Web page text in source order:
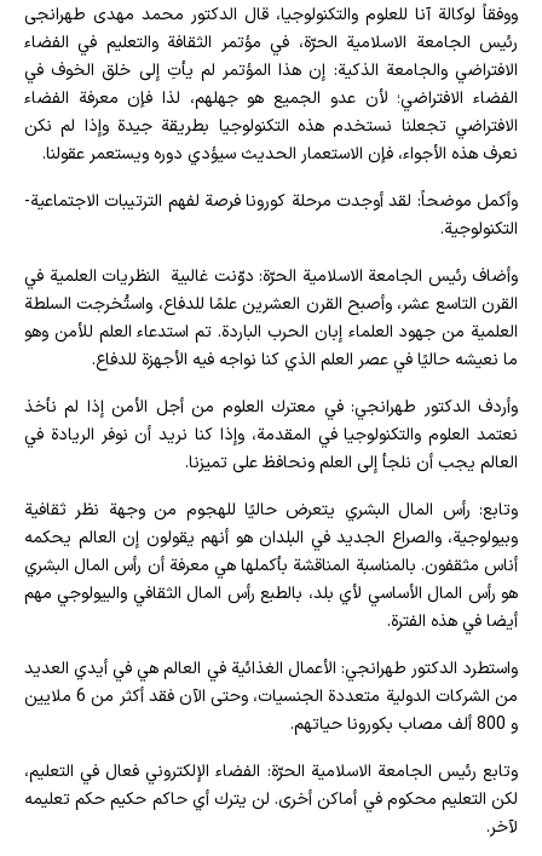
ووفقاً لوكالة آنا للعلوم والتكنولوجيا، قال الدكتور محمد مهدی طهرانجی
رئيس الجامعة الاسلامية الحرّة، في مؤتمر الثقافة والتعليم في الفضاء
الافتراضي والجامعة الذكية: إن هذا المؤتمر لم يأتِ إلى خلق الخوف في
الفضاء الافتراضي؛ لأن عدو الجميع هو جهلهم، لذا فإن معرفة الفضاء
الافتراضي تجعلنا نستخدم هذه التكنولوجيا بطريقة جيدة وإذا لم نكن
نعرف هذه الأجواء، فإن الاستعمار الحديث سيؤدي دوره ويستعمر عقولنا.
وأكمل موضحاً: لقد أوجدت مرحلة كورونا فرصة لفهم الترتيبات الاجتماعية-
التكنولوجية.
وأضاف رئيس الجامعة الاسلامية الحرّة: دوّنت غالبية النظريات العلمية في
القرن التاسع عشر، وأصبح القرن العشرين علمًا للدفاع، واستُخرجت السلطة
العلمية من جهود العلماء إبان الحرب الباردة. تم استدعاء العلم للأمن وهو
ما نعيشه حاليًا في عصر العلم الذي كنا نواجه فيه الأجهزة للدفاع.
وأردف الدكتور طهرانجي: في معترك العلوم من أجل الأمن إذا لم نأخذ
نعتمد العلوم والتكنولوجيا في المقدمة، وإذا كنا نريد أن نوفر الريادة في
العالم يجب أن نلجأ إلى العلم ونحافظ على تميزنا.
وتابع: رأس المال البشري يتعرض حاليًا للهجوم من وجهة نظر ثقافية
وبيولوجية، والصراع الجديد في البلدان هو أنهم يقولون إن العالم يحكمه
أناس مثقفون. بالمناسبة المناقشة بأكملها هي معرفة أن رأس المال البشري
هو رأس المال الأساسي لأي بلد، بالطبع رأس المال الثقافي والبيولوجي مهم
أيضا في هذه الفترة.
واستطرد الدكتور طهرانجي: الأعمال الغذائية في العالم هي في أيدي العديد
من الشركات الدولية متعددة الجنسيات، وحتى الآن فقد أكثر من 6 ملايين
و 800 ألف مصاب بكورونا حياتهم.
وتابع رئيس الجامعة الاسلامية الحرّة: الفضاء الإلكتروني فعال في التعليم،
لكن التعليم محكوم في أماكن أخرى. لن يترك أي حاكم حكيم حكم تعليمه
لآخر.